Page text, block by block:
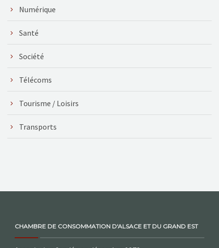
Numérique
Santé
Société
Télécoms
Tourisme / Loisirs
Transports
CHAMBRE DE CONSOMMATION D'ALSACE ET DU GRAND EST